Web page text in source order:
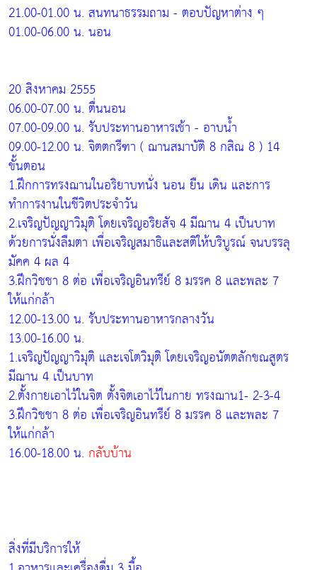
21.00-01.00 น. สนทนาธรรมถาม - ตอบปัญหาต่าง ๆ
01.00-06.00 น. นอน
20 สิงหาคม 2555
06.00-07.00 น. ตื่นนอน
07.00-09.00 น. รับประทานอาหารเช้า - อาบน้ำ
09.00-12.00 น. จิตตกรีฑา ( ฌานสมาบัติ 8 กสิณ 8 ) 14
ขั้นตอน
1.ฝึกการทรงฌานในอริยาบทนั่ง นอน ยืน เดิน และการ
ทำการงานในชีวิตประจำวัน
2.เจริญปัญญาวิมุติ โดยเจริญอริยสัจ 4 มีฌาน 4 เป็นบาท
ด้วยการนั่งลืมตา เพื่อเจริญสมาธิและสติให้บริบูรณ์ จนบรรลุ
มัคค 4 ผล 4
3.ฝึกวิชชา 8 ต่อ เพื่อเจริญอินทรีย์ 8 มรรค 8 และพละ 7
ให้แก่กล้า
12.00-13.00 น. รับประทานอาหารกลางวัน
13.00-16.00 น.
1.เจริญปัญญาวิมุติ และเจโตวิมุติ โดยเจริญอนัตตลักขณสูตร
มีฌาน 4 เป็นบาท
2.ตั้งกายเอาไว้ในจิต ตั้งจิตเอาไว้ในกาย ทรงฌาน1- 2-3-4
3.ฝึกวิชชา 8 ต่อ เพื่อเจริญอินทรีย์ 8 มรรค 8 และพละ 7
ให้แก่กล้า
16.00-18.00 น. กลับบ้าน
สิ่งที่มีบริการให้